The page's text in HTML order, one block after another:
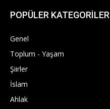
POPÜLER KATEGORİLER
Genel
Toplum - Yaşam
Şiirler
İslam
Ahlak